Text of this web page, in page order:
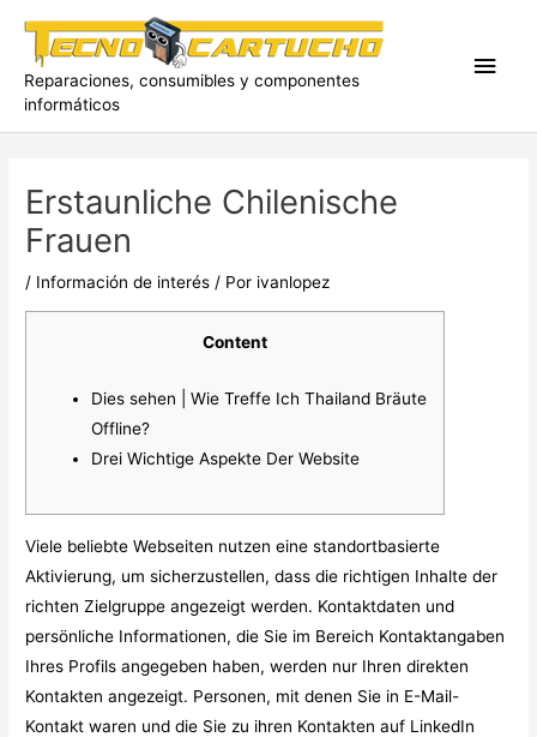
contenido
Reparaciones, consumibles y componentes
informáticos
Erstaunliche Chilenische
Frauen
/ Información de interés / Por ivanlopez
Content
Dies sehen | Wie Treffe Ich Thailand Bräute
Offline?
Drei Wichtige Aspekte Der Website
Viele beliebte Webseiten nutzen eine standortbasierte
Aktivierung, um sicherzustellen, dass die richtigen Inhalte der
richten Zielgruppe angezeigt werden. Kontaktdaten und
persönliche Informationen, die Sie im Bereich Kontaktangaben
Ihres Profils angegeben haben, werden nur Ihren direkten
Kontakten angezeigt. Personen, mit denen Sie in E-Mail-
Kontakt waren und die Sie zu ihren Kontakten auf LinkedIn